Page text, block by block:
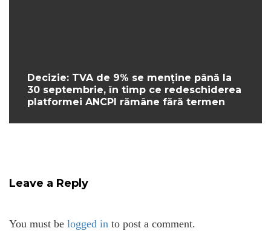
Decizie: TVA de 9% se menține până la
30 septembrie, în timp ce redeschiderea
platformei ANCPI rămâne fără termen
Leave a Reply
You must be logged in to post a comment.